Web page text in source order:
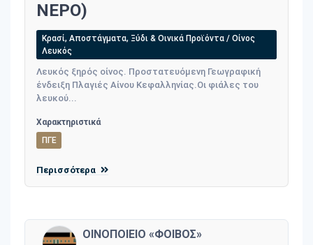
ΝΕΡΟ)
Κρασί, Αποστάγματα, Ξύδι & Οινικά Προϊόντα / Οίνος
Λευκός
Λευκός ξηρός οίνος. Προστατευόμενη Γεωγραφική
ένδειξη Πλαγιές Αίνου Κεφαλληνίας.Οι φιάλες του
λευκού...
Χαρακτηριστικά
ΠΓΕ
Περισσότερα
ΟΙΝΟΠΟΙΕΙΟ «ΦΟΙΒΟΣ»